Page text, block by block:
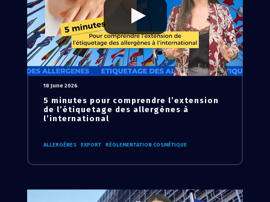
18 June 2026
5 minutes pour comprendre l’extension
de l’étiquetage des allergènes à
l’international
ALLERGÈNES EXPORT RÈGLEMENTATION COSMÉTIQUE